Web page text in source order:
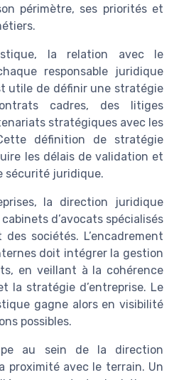
périmètre, ses priorités et
la relation avec le
responsable juridique
utile de définir une stratégie
cadres, des litiges
stratégiques avec les
définition de stratégie
les délais de validation et
sécurité juridique.
la direction juridique
d’avocats spécialisés
sociétés. L’encadrement
doit intégrer la gestion
en veillant à la cohérence
la stratégie d’entreprise. Le
gagne alors en visibilité
possibles.
au sein de la direction
proximité avec le terrain. Un